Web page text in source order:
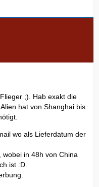
;). Hab exakt die
hat von Shanghai bis
wo als Lieferdatum der
wobei in 48h von China
ist :D.